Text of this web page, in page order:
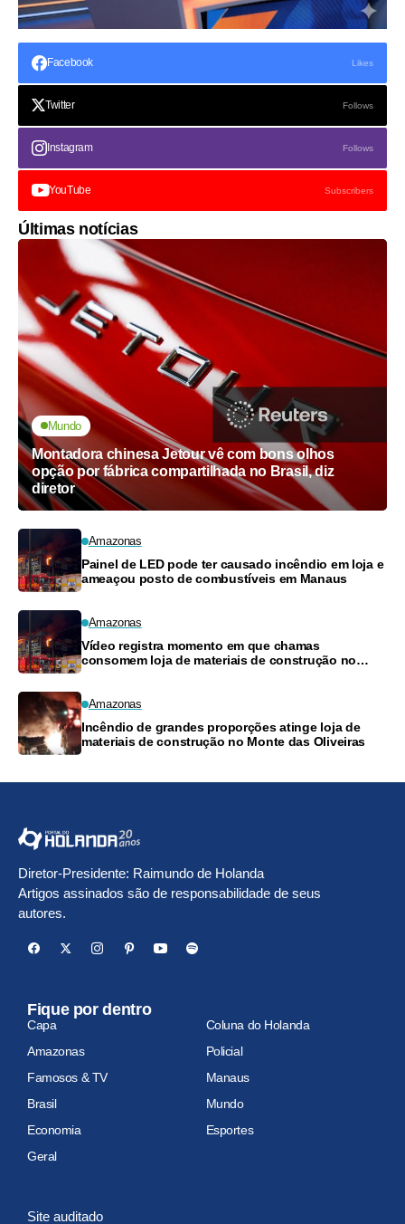
Facebook Likes
Twitter Follows
Instagram Follows
YouTube Subscribers
Últimas notícias
Mundo
Montadora chinesa Jetour vê com bons olhos
opção por fábrica compartilhada no Brasil, diz
diretor
Amazonas
Painel de LED pode ter causado incêndio em loja e
ameaçou posto de combustíveis em Manaus
Amazonas
Vídeo registra momento em que chamas
consomem loja de materiais de construção no
Amazonas
Incêndio de grandes proporções atinge loja de
materiais de construção no Monte das Oliveiras
Diretor-Presidente: Raimundo de Holanda
Artigos assinados são de responsabilidade de seus
autores.
Fique por dentro
Capa
Coluna do Holanda
Amazonas
Policial
Famosos & TV
Manaus
Brasil
Mundo
Economia
Esportes
Geral
Site auditado